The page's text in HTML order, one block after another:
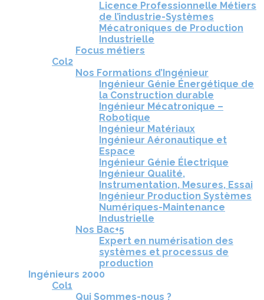
Licence Professionnelle Métiers
de l’industrie-Systèmes
Mécatroniques de Production
Industrielle
Focus métiers
Col2
Nos Formations d’Ingénieur
Ingénieur Génie Énergétique de
la Construction durable
Ingénieur Mécatronique –
Robotique
Ingénieur Matériaux
Ingénieur Aéronautique et
Espace
Ingénieur Génie Électrique
Ingénieur Qualité,
Instrumentation, Mesures, Essai
Ingénieur Production Systèmes
Numériques-Maintenance
Industrielle
Nos Bac+5
Expert en numérisation des
systèmes et processus de
production
Ingénieurs 2000
Col1
Qui Sommes-nous ?